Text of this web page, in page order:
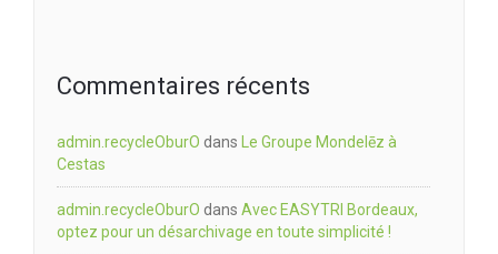
Commentaires récents
admin.recycleOburO dans Le Groupe Mondelēz à
Cestas
admin.recycleOburO dans Avec EASYTRI Bordeaux,
optez pour un désarchivage en toute simplicité !